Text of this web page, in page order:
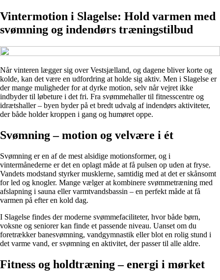
Vintermotion i Slagelse: Hold varmen med
svømning og indendørs træningstilbud
Når vinteren lægger sig over Vestsjælland, og dagene bliver korte og
kolde, kan det være en udfordring at holde sig aktiv. Men i Slagelse er
der mange muligheder for at dyrke motion, selv når vejret ikke
indbyder til løbeture i det fri. Fra svømmehaller til fitnesscentre og
idrætshaller – byen byder på et bredt udvalg af indendørs aktiviteter,
der både holder kroppen i gang og humøret oppe.
Svømning – motion og velvære i ét
Svømning er en af de mest alsidige motionsformer, og i
vintermånederne er det en oplagt måde at få pulsen op uden at fryse.
Vandets modstand styrker musklerne, samtidig med at det er skånsomt
for led og knogler. Mange vælger at kombinere svømmetræning med
afslapning i sauna eller varmtvandsbassin – en perfekt måde at få
varmen på efter en kold dag.
I Slagelse findes der moderne svømmefaciliteter, hvor både børn,
voksne og seniorer kan finde et passende niveau. Uanset om du
foretrækker banesvømning, vandgymnastik eller blot en rolig stund i
det varme vand, er svømning en aktivitet, der passer til alle aldre.
Fitness og holdtræning – energi i mørket